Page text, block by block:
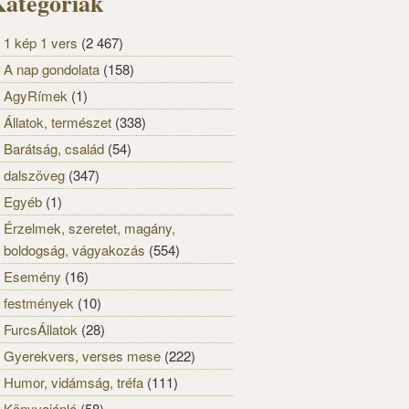
1 kép 1 vers (2 467)
A nap gondolata (158)
AgyRímek (1)
Állatok, természet (338)
Barátság, család (54)
dalszöveg (347)
Egyéb (1)
Érzelmek, szeretet, magány,
boldogság, vágyakozás (554)
Esemény (16)
festmények (10)
FurcsÁllatok (28)
Gyerekvers, verses mese (222)
Humor, vidámság, tréfa (111)